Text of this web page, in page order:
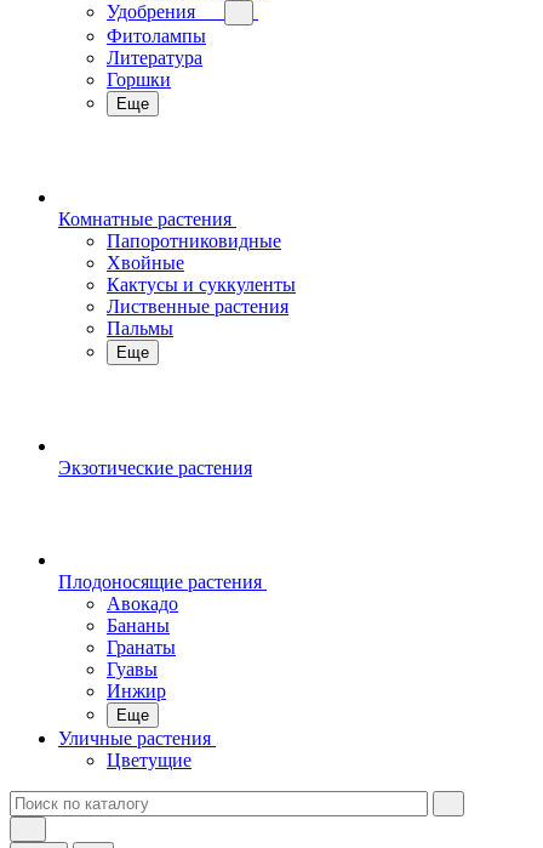
Удобрения
Фитолампы
Литература
Горшки
Еще
Комнатные растения
Папоротниковидные
Хвойные
Кактусы и суккуленты
Лиственные растения
Пальмы
Еще
Экзотические растения
Плодоносящие растения
Авокадо
Бананы
Гранаты
Гуавы
Инжир
Еще
Уличные растения
Цветущие